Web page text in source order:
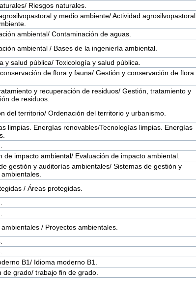
Riesgos naturales.
y medio ambiente/ Actividad agrosilvopastoral
ambiental/ Contaminación de aguas.
ambiental / Bases de la ingeniería ambiental.
y salud pública/ Toxicología y salud pública.
de flora y fauna/ Gestión y conservación de flora
y recuperación de residuos/ Gestión, tratamiento y
de residuos.
del territorio/ Ordenación del territorio y urbanismo.
limpias. Energías renovables/Tecnologías limpias. Energías
de impacto ambiental/ Evaluación de impacto ambiental.
gestión y auditorías ambientales/ Sistemas de gestión y
/ Áreas protegidas.
/ Proyectos ambientales.
B1/ Idioma moderno B1.
de grado/ trabajo fin de grado.